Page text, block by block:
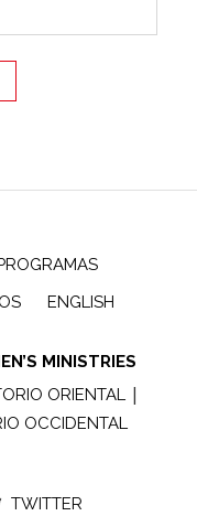
ENGLISH
MINISTRIES
ORIENTAL |
OCCIDENTAL
TWITTER